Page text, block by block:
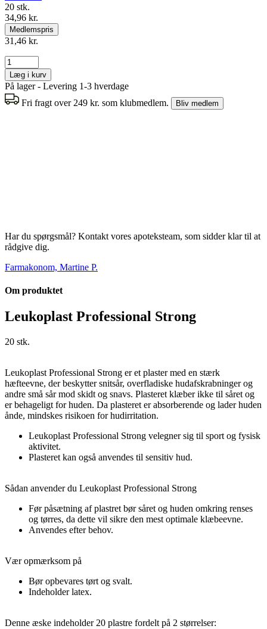
20 stk.
34,96 kr.
Medlemspris
31,46 kr.
Læg i kurv
På lager - Levering 1-3 hverdage
Fri fragt over 249 kr. som klubmedlem.
Bliv medlem
Har du spørgsmål? Kontakt vores apoteksteam, som sidder klar til at
rådgive dig.
Farmakonom, Martine P.
Om produktet
Leukoplast Professional Strong
20 stk.
Leukoplast Professional Strong er et plaster med en stærk
hæfteevne, der beskytter snitsår, overfladiske hudafskrabninger og
andre små sår mod skidt og snavs. Plasteret klæber ikke til såret og
er behageligt for huden. Da plasteret er absorberende og lader huden
ånde, mindskes risikoen for hudirritation.
Leukoplast Professional Strong velegner sig til sport og fysisk
aktivitet.
Plasteret kan også anvendes til sensitiv hud.
Sådan anvender du Leukoplast Professional Strong
Før påsætning af plastret bør såret og huden omkring renses
og tørres, da dette vil sikre den mest optimale klæbeevne.
Anvendes efter behov.
Vær opmærksom på
Bør opbevares tørt og svalt.
Indeholder latex.
Denne æske indeholder 20 plastre fordelt på 2 størrelser: